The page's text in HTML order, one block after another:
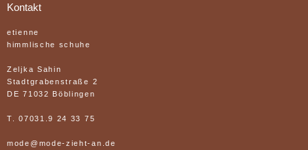
Kontakt
etienne
himmlische schuhe
Zeljka Sahin
Stadtgrabenstraße 2
DE 71032 Böblingen
T. 07031.9 24 33 75
mode@mode-zieht-an.de